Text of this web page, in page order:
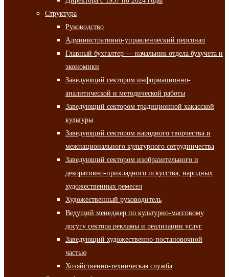
Структура
Руководство
Административно-управленческий персонал
Главный бухгалтер — начальник отдела бухучета и
экономики
Заведующий сектором информационно-
аналитической и методической работы
Заведующий сектором традиционной хакасской
культуры
Заведующий сектором народного творчества и
межнационального культурного сотрудничества
Заведующий сектором изобразительного и
декоративно-прикладного искусства, народных
художественных ремесел
Художественный руководитель
Ведущий менеджер по культурно-массовому
досугу сектора рекламы и реализации услуг
Заведующий художественно-постановочной
частью
Хозяйственно-техническая служба